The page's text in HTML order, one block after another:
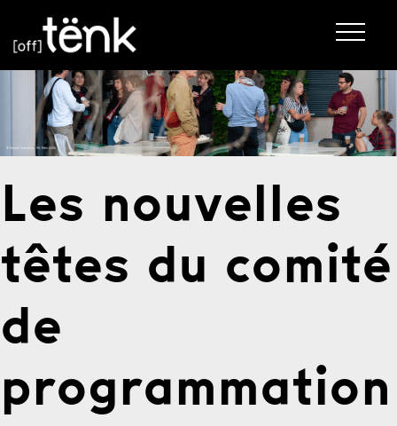
Les nouvelles
têtes du comité
de
programmation